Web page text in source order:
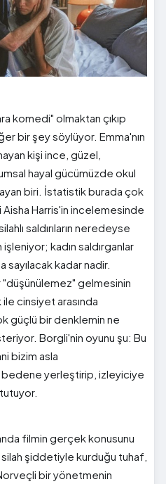
komedi" olmaktan çıkıp
bir şey söylüyor. Emma'nın
kişi ince, güzel,
hayal gücümüzde okul
biri. İstatistik burada çok
Harris'in incelemesinde
saldırıların neredeyse
kadın saldırganlar
kadar nadir.
"düşünülemez" gelmesinin
ile cinsiyet arasında
güçlü bir denklemin ne
Borgli'nin oyunu şu: Bu
bizim asla
yerleştirip, izleyiciye
filmin gerçek konusunu
şiddetiyle kurduğu tuhaf,
bir yönetmenin